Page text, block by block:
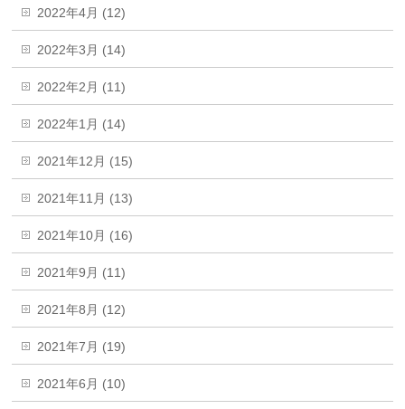
2022年4月 (12)
2022年3月 (14)
2022年2月 (11)
2022年1月 (14)
2021年12月 (15)
2021年11月 (13)
2021年10月 (16)
2021年9月 (11)
2021年8月 (12)
2021年7月 (19)
2021年6月 (10)